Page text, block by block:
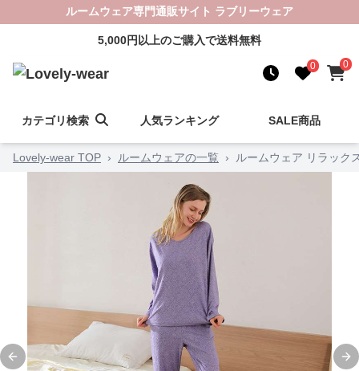
ルームウェア専門通販サイト ラブリーウェア
5,000円以上のご購入で送料無料
0 0
カテゴリ検索 人気ランキング SALE商品
Lovely-wear TOP › ルームウェアの一覧 › ルームウェア リラック
Previous slide